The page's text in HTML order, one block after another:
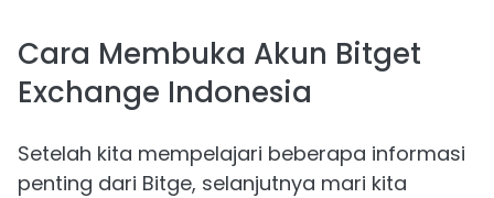
Cara Membuka Akun Bitget
Exchange Indonesia
Setelah kita mempelajari beberapa informasi
penting dari Bitge, selanjutnya mari kita